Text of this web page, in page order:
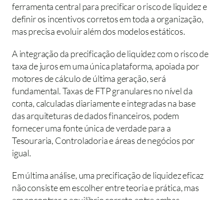
ferramenta central para precificar o risco de liquidez e
definir os incentivos corretos em toda a organização,
mas precisa evoluir além dos modelos estáticos.
A integração da precificação de liquidez com o risco de
taxa de juros em uma única plataforma, apoiada por
motores de cálculo de última geração, será
fundamental. Taxas de FTP granulares no nível da
conta, calculadas diariamente e integradas na base
das arquiteturas de dados financeiros, podem
fornecer uma fonte única de verdade para a
Tesouraria, Controladoria e áreas de negócios por
igual.
Em última análise, uma precificação de liquidez eficaz
não consiste em escolher entre teoria e prática, mas